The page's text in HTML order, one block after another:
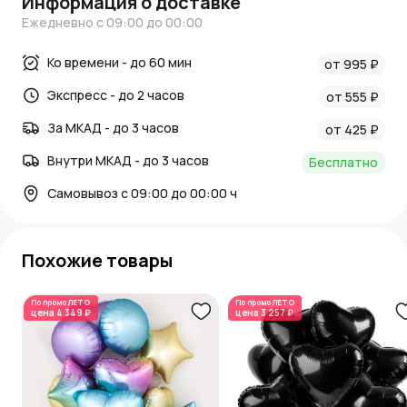
Ежедневно с 09:00 до 00:00
Ко времени - до 60 мин
от 995 ₽
Экспресс - до 2 часов
от 555 ₽
За МКАД - до 3 часов
от 425 ₽
Внутри МКАД - до 3 часов
Бесплатно
Самовывоз с 09:00 до 00:00 ч
Похожие товары
По промоЛЕТО
цена 4 349 ₽
По промоЛЕТО
цена 3 257 ₽